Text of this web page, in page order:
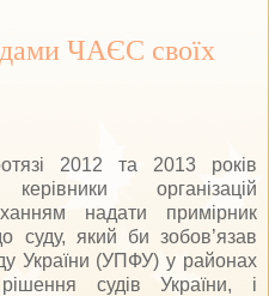
ЧАЄС своїх
2012 та 2013 років
керівники організацій
надати примірник
суду, який би зобов’язав
України (УПФУ) у районах
судів України, і